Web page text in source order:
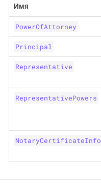
Имя
PowerOfAttorney
Principal
Representative
RepresentativePowers
NotaryCertificateInfo